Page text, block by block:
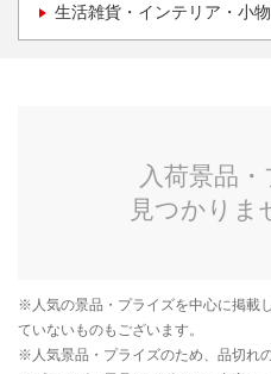
生活雑貨・インテリア・小物